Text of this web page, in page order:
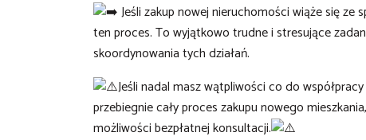
Jeśli zakup nowej nieruchomości wiąże się ze
ten proces. To wyjątkowo trudne i stresujące
skoordynowania tych działań.
Jeśli nadal masz wątpliwości co do
przebiegnie cały proces zakupu nowego
możliwości bezpłatnej konsultacji.